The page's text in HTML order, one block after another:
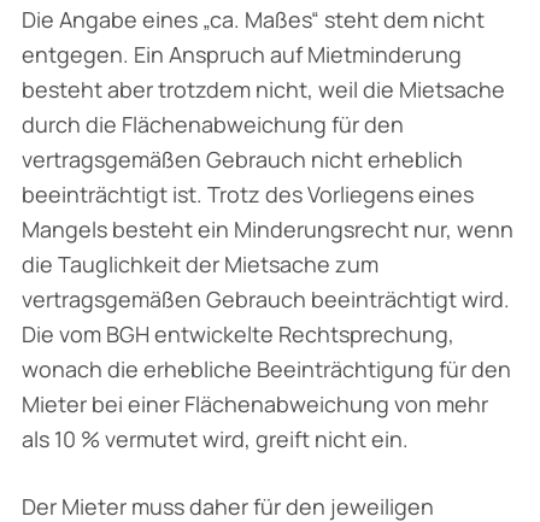
Die Angabe eines „ca. Maßes“ steht dem nicht
entgegen. Ein Anspruch auf Mietminderung
besteht aber trotzdem nicht, weil die Mietsache
durch die Flächenabweichung für den
vertragsgemäßen Gebrauch nicht erheblich
beeinträchtigt ist. Trotz des Vorliegens eines
Mangels besteht ein Minderungsrecht nur, wenn
die Tauglichkeit der Mietsache zum
vertragsgemäßen Gebrauch beeinträchtigt wird.
Die vom BGH entwickelte Rechtsprechung,
wonach die erhebliche Beeinträchtigung für den
Mieter bei einer Flächenabweichung von mehr
als 10 % vermutet wird, greift nicht ein.
Der Mieter muss daher für den jeweiligen